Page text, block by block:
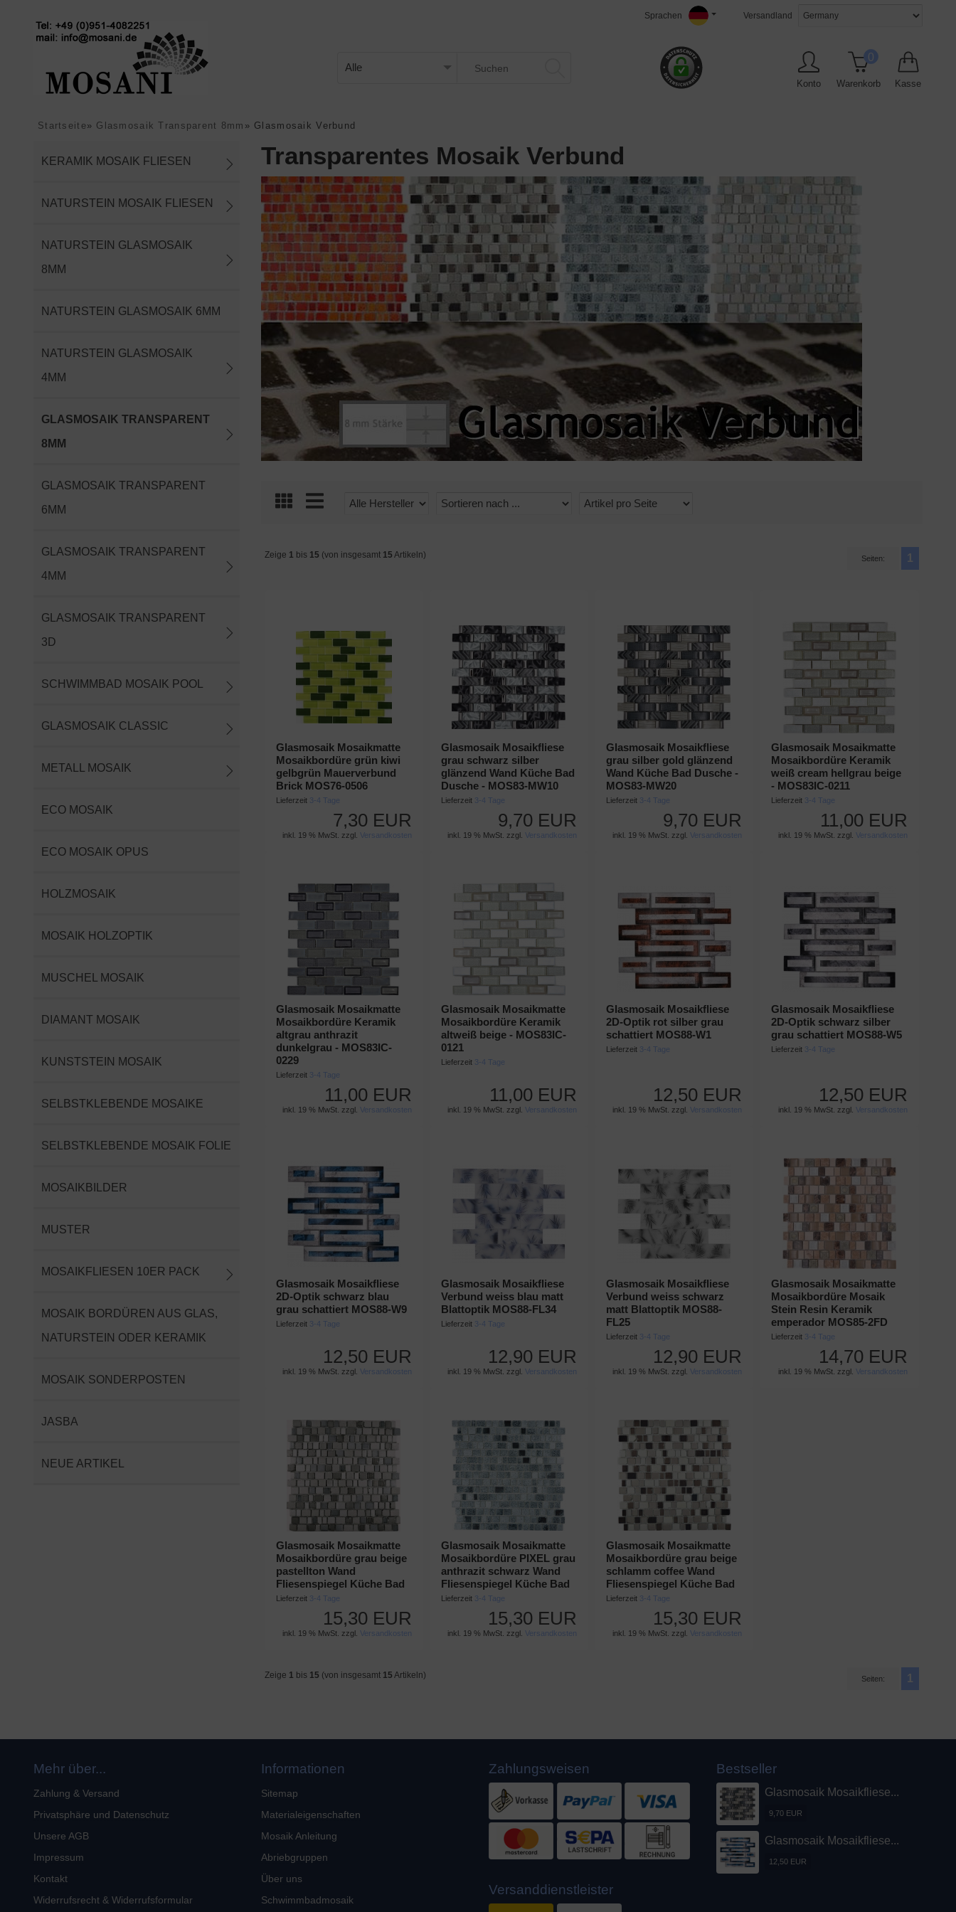
Sprachen Versandland
Konto Warenkorb
0
Kasse
Startseite» Glasmosaik Transparent 8mm » Glasmosaik Verbund
KERAMIK MOSAIK FLIESEN
NATURSTEIN MOSAIK FLIESEN
NATURSTEIN GLASMOSAIK
8MM
NATURSTEIN GLASMOSAIK 6MM
NATURSTEIN GLASMOSAIK
4MM
GLASMOSAIK TRANSPARENT
8MM
GLASMOSAIK TRANSPARENT
6MM
GLASMOSAIK TRANSPARENT
4MM
GLASMOSAIK TRANSPARENT
3D
SCHWIMMBAD MOSAIK POOL
GLASMOSAIK CLASSIC
METALL MOSAIK
ECO MOSAIK
ECO MOSAIK OPUS
HOLZMOSAIK
MOSAIK HOLZOPTIK
MUSCHEL MOSAIK
DIAMANT MOSAIK
KUNSTSTEIN MOSAIK
SELBSTKLEBENDE MOSAIKE
SELBSTKLEBENDE MOSAIK FOLIE
MOSAIKBILDER
MUSTER
MOSAIKFLIESEN 10ER PACK
MOSAIK BORDÜREN AUS GLAS,
NATURSTEIN ODER KERAMIK
MOSAIK SONDERPOSTEN
JASBA
NEUE ARTIKEL
Transparentes Mosaik Verbund
Zeige 1 bis 15 (von insgesamt 15 Artikeln) Seiten: 1
Glasmosaik Mosaikmatte
Mosaikbordüre grün kiwi
gelbgrün Mauerverbund
Brick MOS76-0506
Lieferzeit 3-4 Tage
7,30 EUR
inkl. 19 % MwSt. zzgl. Versandkosten
Glasmosaik Mosaikfliese
grau schwarz silber
glänzend Wand Küche Bad
Dusche - MOS83-MW10
Lieferzeit 3-4 Tage
9,70 EUR
inkl. 19 % MwSt. zzgl.Versandkosten
Glasmosaik Mosaikfliese
grau silber gold glänzend
Wand Küche Bad Dusche -
MOS83-MW20
Lieferzeit 3-4 Tage
9,70 EUR
inkl. 19 % MwSt. zzgl.Versandkosten
Glasmosaik Mosaikmatte
Mosaikbordüre Keramik
weiß cream hellgrau beige
- MOS83IC-0211
Lieferzeit 3-4 Tage
11,00 EUR
inkl. 19 % MwSt. zzgl. Versandkosten
Glasmosaik Mosaikmatte
Mosaikbordüre Keramik
altgrau anthrazit
dunkelgrau - MOS83IC-
0229
Lieferzeit 3-4 Tage
11,00 EUR
inkl. 19 % MwSt. zzgl. Versandkosten
Glasmosaik Mosaikmatte
Mosaikbordüre Keramik
altweiß beige - MOS83IC-
0121
Lieferzeit 3-4 Tage
11,00 EUR
inkl. 19 % MwSt. zzgl.Versandkosten
Glasmosaik Mosaikfliese
2D-Optik rot silber grau
schattiert MOS88-W1
Lieferzeit 3-4 Tage
12,50 EUR
inkl. 19 % MwSt. zzgl.Versandkosten
Glasmosaik Mosaikfliese
2D-Optik schwarz silber
grau schattiert MOS88-W5
Lieferzeit 3-4 Tage
12,50 EUR
inkl. 19 % MwSt. zzgl. Versandkosten
Glasmosaik Mosaikfliese
2D-Optik schwarz blau
grau schattiert MOS88-W9
Lieferzeit 3-4 Tage
12,50 EUR
inkl. 19 % MwSt. zzgl. Versandkosten
Glasmosaik Mosaikfliese
Verbund weiss blau matt
Blattoptik MOS88-FL34
Lieferzeit 3-4 Tage
12,90 EUR
inkl. 19 % MwSt. zzgl.Versandkosten
Glasmosaik Mosaikfliese
Verbund weiss schwarz
matt Blattoptik MOS88-
FL25
Lieferzeit 3-4 Tage
12,90 EUR
inkl. 19 % MwSt. zzgl.Versandkosten
Glasmosaik Mosaikmatte
Mosaikbordüre Mosaik
Stein Resin Keramik
emperador MOS85-2FD
Lieferzeit 3-4 Tage
14,70 EUR
inkl. 19 % MwSt. zzgl. Versandkosten
Glasmosaik Mosaikmatte
Mosaikbordüre grau beige
pastellton Wand
Fliesenspiegel Küche Bad
Lieferzeit 3-4 Tage
15,30 EUR
inkl. 19 % MwSt. zzgl. Versandkosten
Glasmosaik Mosaikmatte
Mosaikbordüre PIXEL grau
anthrazit schwarz Wand
Fliesenspiegel Küche Bad
Lieferzeit 3-4 Tage
15,30 EUR
inkl. 19 % MwSt. zzgl.Versandkosten
Glasmosaik Mosaikmatte
Mosaikbordüre grau beige
schlamm coffee Wand
Fliesenspiegel Küche Bad
Lieferzeit 3-4 Tage
15,30 EUR
inkl. 19 % MwSt. zzgl.Versandkosten
Zeige 1 bis 15 (von insgesamt 15 Artikeln) Seiten: 1
Mehr über...
Zahlung & Versand
Privatsphäre und Datenschutz
Unsere AGB
Impressum
Kontakt
Widerrufsrecht & Widerrufsformular
Informationen
Sitemap
Materialeigenschaften
Mosaik Anleitung
Abriebgruppen
Über uns
Schwimmbadmosaik
Zahlungsweisen
Versanddienstleister
Bestseller
Glasmosaik Mosaikfliese...
9,70 EUR
Glasmosaik Mosaikfliese...
12,50 EUR